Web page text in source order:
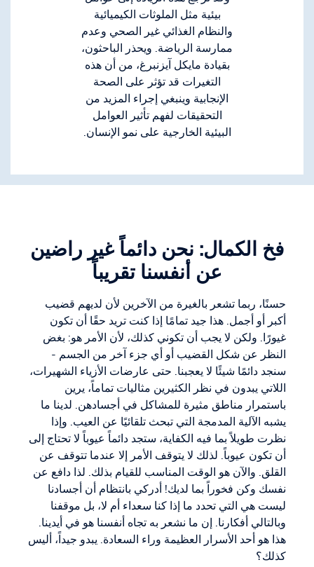
بيئية مثل الملوثات الكيميائية
والنظام الغذائي غير الصحي وعدم
ممارسة الرياضة. ويحذر الباحثون،
بقيادة مايكل آيزنبرغ، من أن هذه
التغيرات قد تؤثر على الصحة
الإنجابية وينبغي إجراء المزيد من
التحقيقات لفهم تأثير العوامل
البيئية الخارجية على نمو الإنسان.
فخ الكمال: نحن دائماً غير راضين
عن أنفسنا تقريباً
حسنًا، ربما تشعر بالغيرة من الآخرين لأن لديهم قضيب
أكبر أو أجمل. هذا جيد تمامًا إذا كنت تريد حقًا أن تكون
غيورًا. ولكن لا يجب أن تكوني كذلك، لأن الأمر هو: بغض
النظر عن شكل القضيب أو أي جزء آخر من الجسم -
سنجد دائمًا شيئًا لا يعجبنا. حتى عارضات الأزياء الشهيرات،
اللاتي يبدون في نظر الكثيرين مثاليات تماماً، يرين
باستمرار مناطق مثيرة للمشاكل في أجسادهن. لدينا ما
يشبه الآلية المدمجة التي تبحث تلقائيًا عن العيب. وإذا
نظرت طويلاً بما فيه الكفاية، ستجد دائماً عيوباً لا تحتاج إلى
أن تكون عيوباً. لذلك لا يتوقف الأمر إلا عندما تتوقف عن
القلق. والآن هو الوقت المناسب للقيام بذلك. لذا دافع عن
نفسك وكن فخوراً بما لديك! أدركي بانتظام أن أجسادنا
ليست هي التي تحدد ما إذا كنا سعداء أم لا، بل موقفنا
وبالتالي أفكارنا. إن ما نشعر به تجاه أنفسنا هو في أيدينا.
هذا هو أحد الأسرار العظيمة وراء السعادة. يبدو جيداً، أليس
كذلك؟